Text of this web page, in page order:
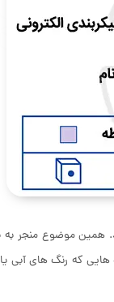
موضوع منجر به
که رنگ‌ های آبی